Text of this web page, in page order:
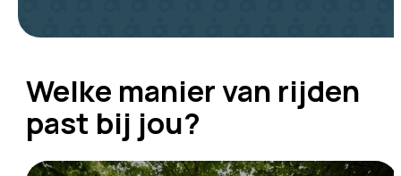
Welke manier van rijden
past bij jou?